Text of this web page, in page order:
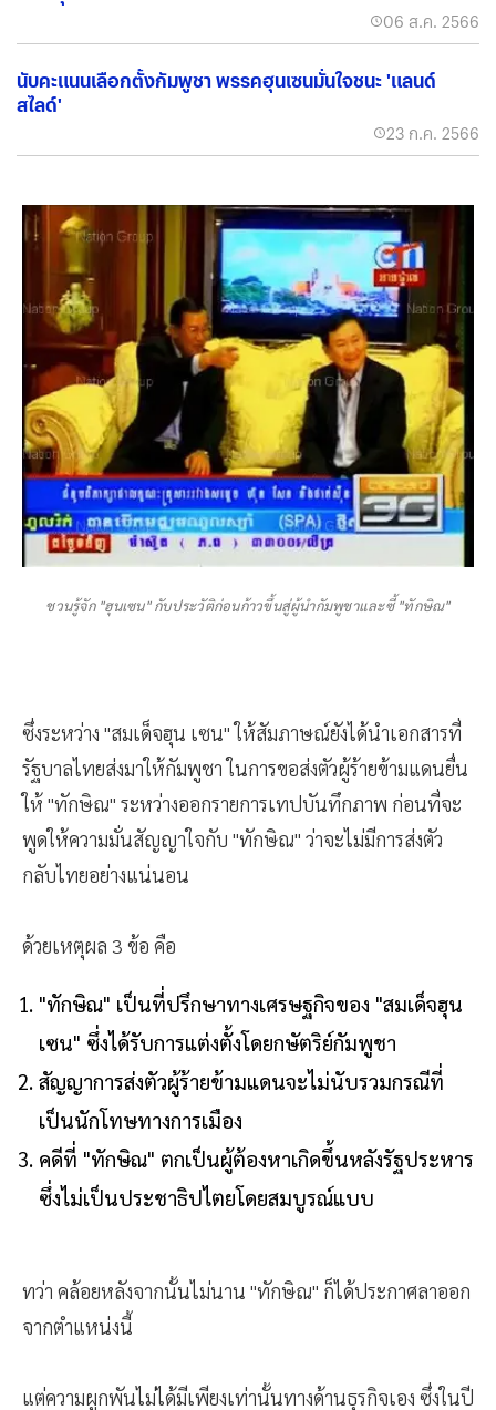
06 ส.ค. 2566
นับคะแนนเลือกตั้งกัมพูชา พรรคฮุนเซนมั่นใจชนะ 'แลนด์
สไลด์'
23 ก.ค. 2566
ชวนรู้จัก "ฮุนเซน" กับประวัติก่อนก้าวขึ้นสู่ผู้นำกัมพูชาและซี้ "ทักษิณ"
ซึ่งระหว่าง "สมเด็จฮุน เซน" ให้สัมภาษณ์ยังได้นำเอกสารที่
รัฐบาลไทยส่งมาให้กัมพูชา ในการขอส่งตัวผู้ร้ายข้ามแดนยื่น
ให้ "ทักษิณ" ระหว่างออกรายการเทปบันทึกภาพ ก่อนที่จะ
พูดให้ความมั่นสัญญาใจกับ "ทักษิณ" ว่าจะไม่มีการส่งตัว
กลับไทยอย่างแน่นอน
ด้วยเหตุผล 3 ข้อ คือ
"ทักษิณ" เป็นที่ปรึกษาทางเศรษฐกิจของ "สมเด็จฮุน
เซน" ซึ่งได้รับการแต่งตั้งโดยกษัตริย์กัมพูชา
สัญญาการส่งตัวผู้ร้ายข้ามแดนจะไม่นับรวมกรณีที่
เป็นนักโทษทางการเมือง
คดีที่ "ทักษิณ" ตกเป็นผู้ต้องหาเกิดขึ้นหลังรัฐประหาร
ซึ่งไม่เป็นประชาธิปไตยโดยสมบูรณ์แบบ
ทว่า คล้อยหลังจากนั้นไม่นาน "ทักษิณ" ก็ได้ประกาศลาออก
จากตำแหน่งนี้
แต่ความผูกพันไม่ได้มีเพียงเท่านั้นทางด้านธุรกิจเอง ซึ่งในปี